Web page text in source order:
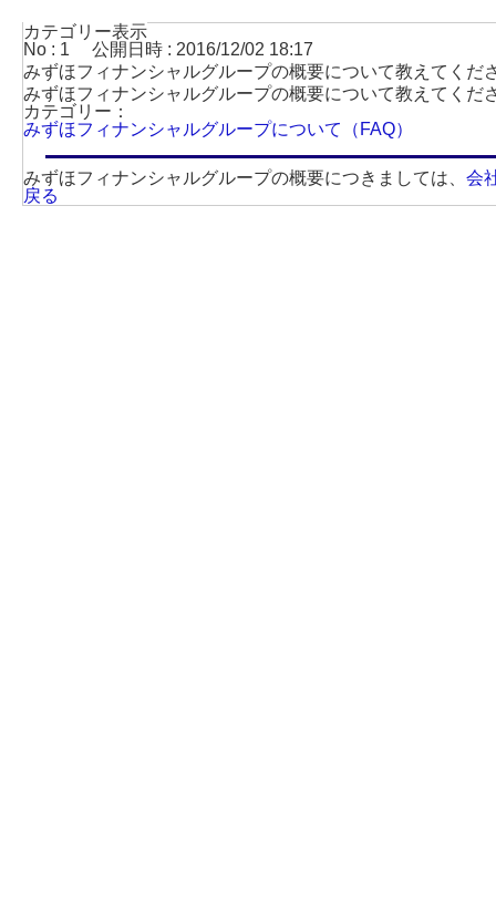
カテゴリー表示
No : 1
公開日時 : 2016/12/02 18:17
みずほフィナンシャルグループの概要について教えてくだ
みずほフィナンシャルグループの概要について教えてくだ
カテゴリー：
みずほフィナンシャルグループについて（FAQ）
みずほフィナンシャルグループの概要につきましては、 会
戻る